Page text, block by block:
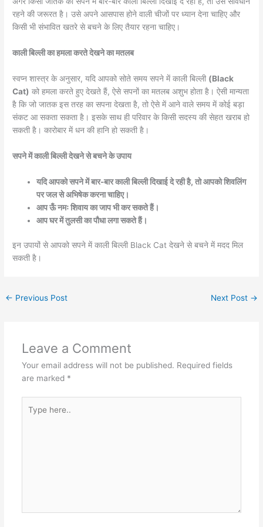
रहने की जरूरत है। उसे अपने आसपास होने वाली चीजों पर ध्यान देना चाहिए और
किसी भी संभावित खतरे से बचने के लिए तैयार रहना चाहिए।
काली बिल्ली का हमला करते देखने का मतलब
स्वप्न शास्त्र के अनुसार, यदि आपको सोते समय सपने में काली बिल्ली (Black
Cat) को हमला करते हुए देखते हैं, ऐसे सपनों का मतलब अशुभ होता है। ऐसी मान्यता
है कि जो जातक इस तरह का सपना देखता है, तो ऐसे में आने वाले समय में कोई बड़ा
संकट आ सकता सकता है। इसके साथ ही परिवार के किसी सदस्य की सेहत खराब हो
सकती है। कारोबार में धन की हानि हो सकती है।
सपने में काली बिल्ली देखने से बचने के उपाय
यदि आपको सपने में बार-बार काली बिल्ली दिखाई दे रही है, तो आपको शिवलिंग
पर जल से अभिषेक करना चाहिए।
आप ऊँ नमः शिवाय का जाप भी कर सकते हैं।
आप घर में तुलसी का पौधा लगा सकते हैं।
इन उपायों से आपको सपने में काली बिल्ली Black Cat देखने से बचने में मदद मिल
सकती है।
← Previous Post Next Post →
Leave a Comment
Your email address will not be published. Required fields
are marked *
here..